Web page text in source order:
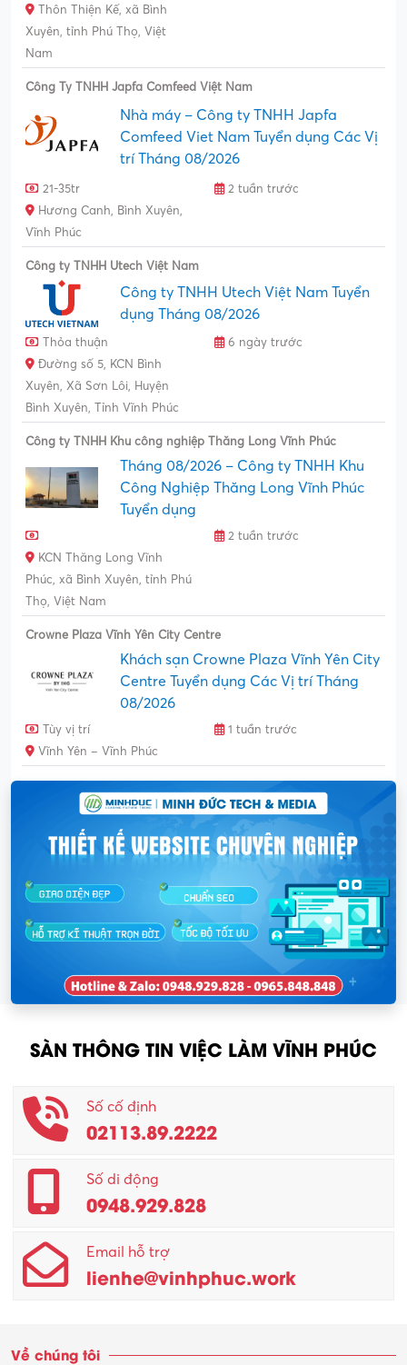
Thôn Thiện Kế, xã Bình
Xuyên, tỉnh Phú Thọ, Việt
Nam
Công Ty TNHH Japfa Comfeed Việt Nam
Nhà máy – Công ty TNHH Japfa
Comfeed Viet Nam Tuyển dụng Các Vị
trí Tháng 08/2026
21-35tr
2 tuần trước
Hương Canh, Bình Xuyên,
Vĩnh Phúc
Công ty TNHH Utech Việt Nam
Công ty TNHH Utech Việt Nam Tuyển
dụng Tháng 08/2026
Thỏa thuận
6 ngày trước
Đường số 5, KCN Bình
Xuyên, Xã Sơn Lôi, Huyện
Bình Xuyên, Tỉnh Vĩnh Phúc
Công ty TNHH Khu công nghiệp Thăng Long Vĩnh Phúc
Tháng 08/2026 – Công ty TNHH Khu
Công Nghiệp Thăng Long Vĩnh Phúc
Tuyển dụng
2 tuần trước
KCN Thăng Long Vĩnh
Phúc, xã Bình Xuyên, tỉnh Phú
Thọ, Việt Nam
Crowne Plaza Vĩnh Yên City Centre
Khách sạn Crowne Plaza Vĩnh Yên City
Centre Tuyển dụng Các Vị trí Tháng
08/2026
Tùy vị trí
1 tuần trước
Vĩnh Yên – Vĩnh Phúc
SÀN THÔNG TIN VIỆC LÀM VĨNH PHÚC
Số cố định
02113.89.2222
Số di động
0948.929.828
Email hỗ trợ
lienhe@vinhphuc.work
Về chúng tôi